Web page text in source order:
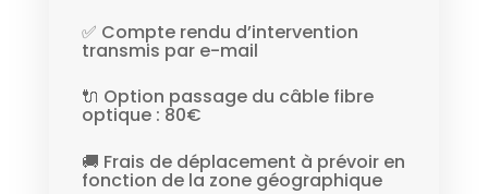
✅ Compte rendu d’intervention
transmis par e-mail
🔌 Option passage du câble fibre
optique : 80€
🚚 Frais de déplacement à prévoir en
fonction de la zone géographique